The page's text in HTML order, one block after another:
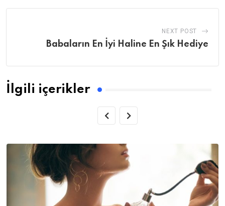
NEXT POST
Babaların En İyi Haline En Şık Hediye
İlgili içerikler